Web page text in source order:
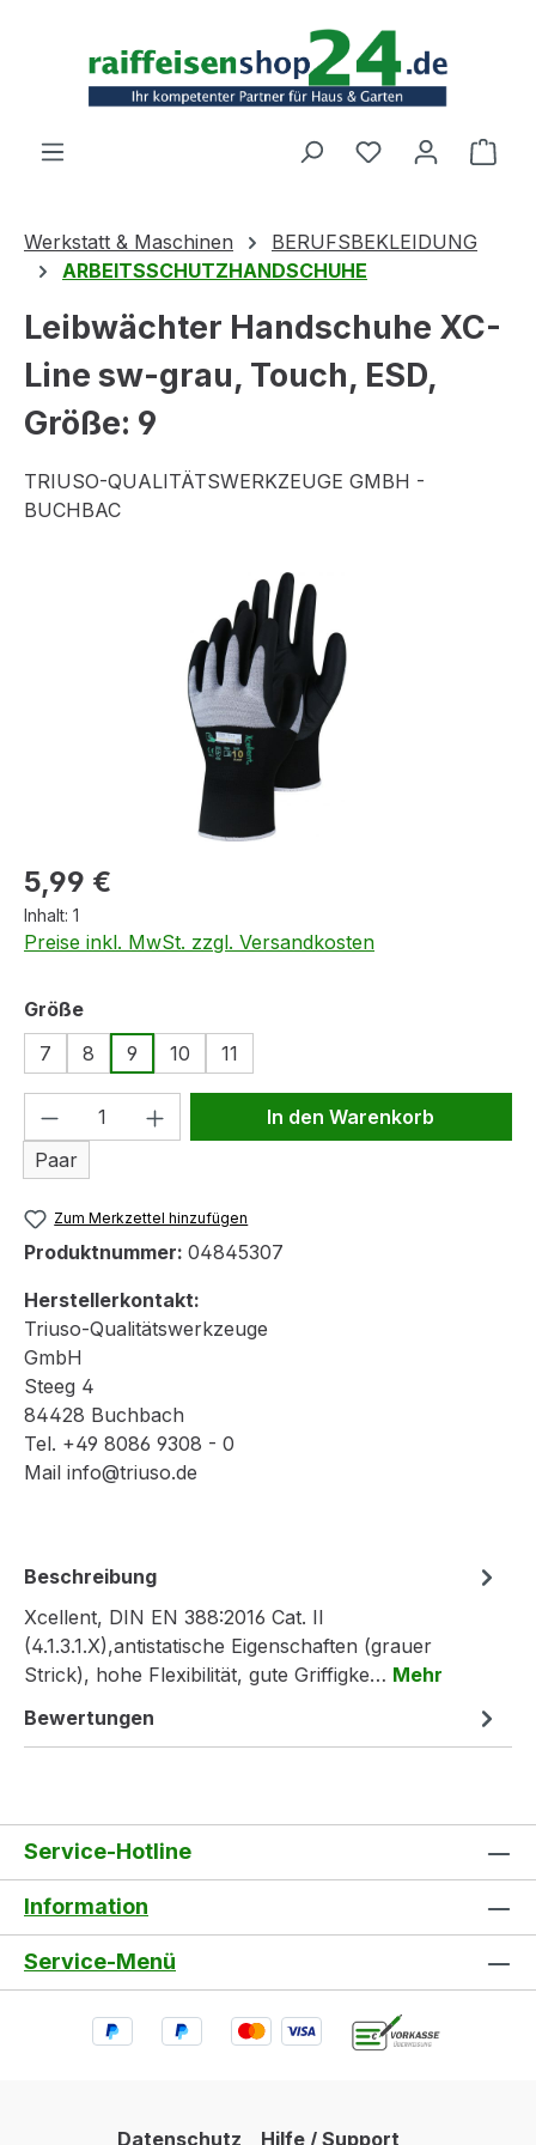
Werkstatt & Maschinen
BERUFSBEKLEIDUNG
ARBEITSSCHUTZHANDSCHUHE
Leibwächter Handschuhe XC-
Line sw-grau, Touch, ESD,
Größe: 9
TRIUSO-QUALITÄTSWERKZEUGE GMBH -
BUCHBAC
Bildergalerie überspringen
Regulärer Preis:
5,99 €
Inhalt: 1
Preise inkl. MwSt. zzgl. Versandkosten
Größeauswählen
7
8 9 10 11
Produkt Anzahl: Gib den
Paar
In den Warenkorb
Zum Merkzettel hinzufügen
Produktnummer: 04845307
Herstellerkontakt:
Triuso-Qualitätswerkzeuge
GmbH
Steeg 4
84428 Buchbach
Tel. +49 8086 9308 - 0
Mail info@triuso.de
Beschreibung
Xcellent, DIN EN 388:2016 Cat. II
(4.1.3.1.X),antistatische Eigenschaften (grauer
Strick), hohe Flexibilität, gute Griffigke… Mehr
Bewertungen
Service-Hotline
Information
Service-Menü
Datenschutz Hilfe / Support